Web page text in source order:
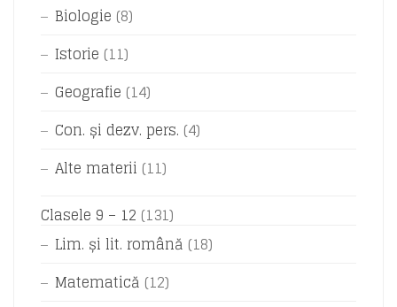
Biologie (8)
Istorie (11)
Geografie (14)
Con. și dezv. pers. (4)
Alte materii (11)
Clasele 9 – 12 (131)
Lim. și lit. română (18)
Matematică (12)